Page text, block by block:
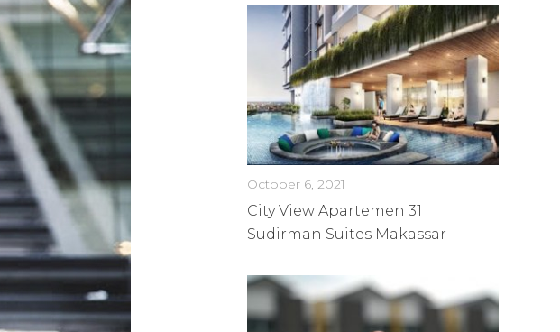
October 6, 2021
City View Apartemen 31
Sudirman Suites Makassar